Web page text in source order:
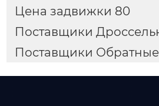
Цена задвижки 80
Поставщики
Поставщики